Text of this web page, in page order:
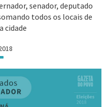
senador, deputado
todos os locais de
cidade